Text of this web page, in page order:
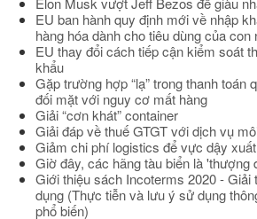
EU ban hành quy định mới về nhập
hàng hóa dành cho tiêu dùng của con
EU thay đổi cách tiếp cận kiểm soát
khẩu
Gặp trường hợp “lạ” trong thanh toán
đối mặt với nguy cơ mất hàng
Giải “cơn khát” container
Giải đáp về thuế GTGT với dịch vụ
Giảm chi phí logistics để vực dậy
Giờ đây, các hãng tàu biển là 'thượng
Giới thiệu sách Incoterms 2020 -
dụng (Thực tiễn và lưu ý sử dụng
phổ biến)